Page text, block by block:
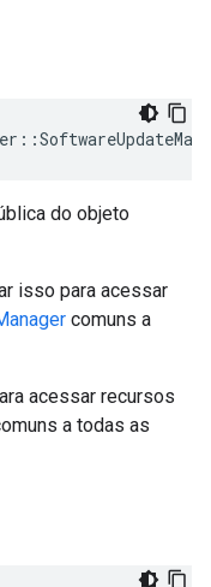
do objeto
isso para acessar
comuns a
acessar recursos
a todas as